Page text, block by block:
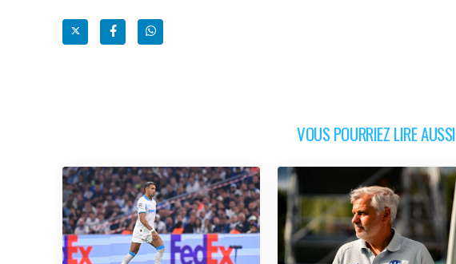
VOUS POURRIEZ LIRE AUSSI